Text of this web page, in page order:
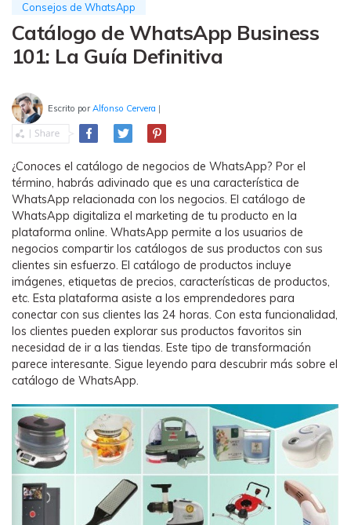
WhatsApp y archivos entre dispositivos
iOS y Android.
WhatsApp.
Consejos de WhatsApp
Catálogo de WhatsApp Business
101: La Guía Definitiva
Escrito porAlfonso Cervera |
¿Conoces el catálogo de negocios de WhatsApp? Por el
término, habrás adivinado que es una característica de
WhatsApp relacionada con los negocios. El catálogo de
WhatsApp digitaliza el marketing de tu producto en la
plataforma online. WhatsApp permite a los usuarios de
negocios compartir los catálogos de sus productos con sus
clientes sin esfuerzo. El catálogo de productos incluye
imágenes, etiquetas de precios, características de productos,
etc. Esta plataforma asiste a los emprendedores para
conectar con sus clientes las 24 horas. Con esta funcionalidad,
los clientes pueden explorar sus productos favoritos sin
necesidad de ir a las tiendas. Este tipo de transformación
parece interesante. Sigue leyendo para descubrir más sobre el
catálogo de WhatsApp.